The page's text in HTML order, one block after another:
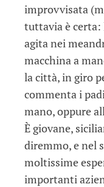
improvvisata
tuttavia è certa:
agita nei
macchina a
la città, in giro
commenta i
mano, oppure
È giovane,
diremmo, e nel
moltissime
importanti